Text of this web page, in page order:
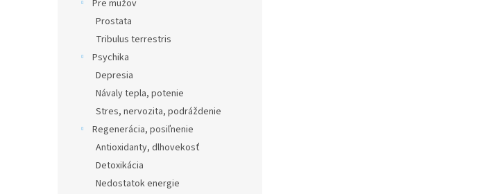
Pre mužov
Prostata
Tribulus terrestris
Psychika
Depresia
Návaly tepla, potenie
Stres, nervozita, podráždenie
Regenerácia, posiľnenie
Antioxidanty, dlhovekosť
Detoxikácia
Nedostatok energie